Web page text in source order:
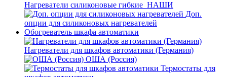
Нагреватели силиконовые гибкие_НАШИ
Доп.
опции для силиконовых нагревателей
Обогреватель шкафа автоматики
Нагреватели для шкафов автоматики (Германия)
ОША (Россия)
Термостаты для